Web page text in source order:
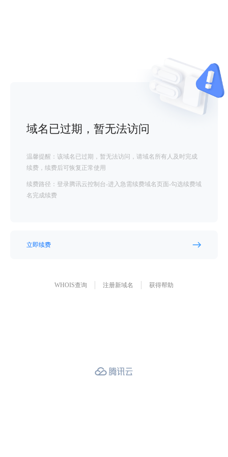
域名已过期，暂无法访问
温馨提醒：该域名已过期，暂无法访问，请域名所有人及时完成
续费，续费后可恢复正常使用
续费路径：登录腾讯云控制台-进入急需续费域名页面-勾选续费域
名完成续费
立即续费
WHOIS查询 注册新域名 获得帮助